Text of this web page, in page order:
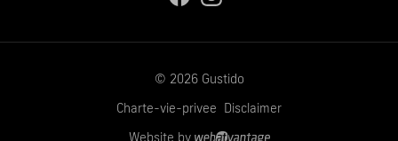
© 2026 Gustido
Charte-vie-privee Disclaimer
Website by